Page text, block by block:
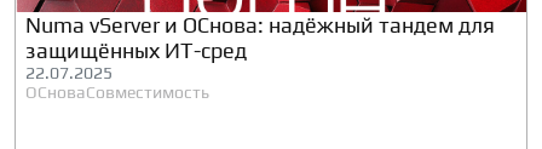
Numa vServer и ОСнова: надёжный тандем для
защищённых ИТ-сред
22.07.2025
ОСноваСовместимость